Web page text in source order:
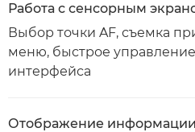
Работа с сенсорным
Выбор точки AF, съемка
меню, быстрое
интерфейса
Отображение информации